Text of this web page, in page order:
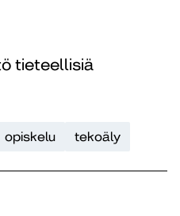
tieteellisiä
opiskelu tekoäly